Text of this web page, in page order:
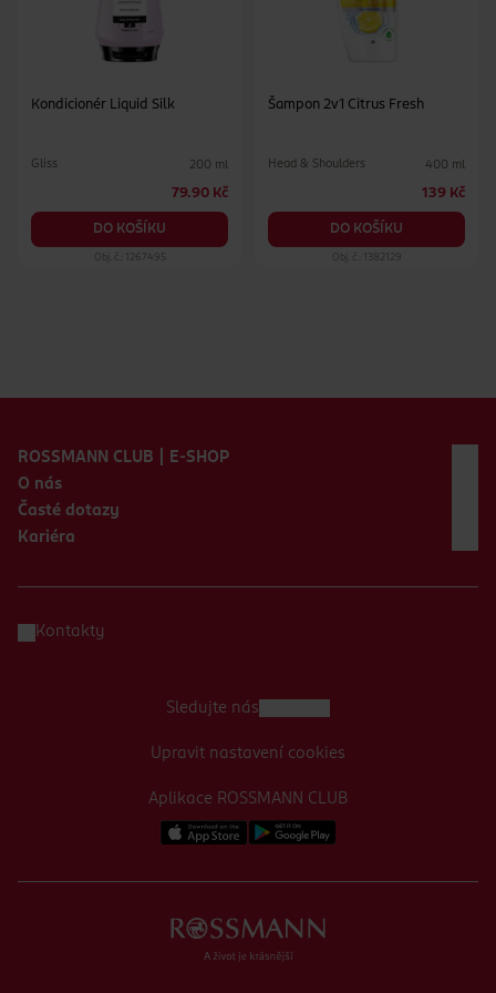
Kondicionér Liquid Silk
Gliss 200 ml
79.90 Kč
DO KOŠÍKU
Obj. č.: 1267495
Šampon 2v1 Citrus Fresh
Head & Shoulders 400 ml
139 Kč
DO KOŠÍKU
Obj. č.: 1382129
ROSSMANN CLUB | E-SHOP
O nás
Časté dotazy
Kariéra
Kontakty
Aplikace ROSSMANN CLUB
Sledujte nás
Upravit nastavení cookies